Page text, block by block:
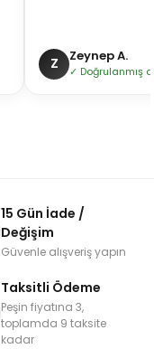
Z Zeynep A.
✓ Doğrulanmış
15 Gün İade /
Değişim
Güvenle alışveriş yapın
Taksitli Ödeme
Peşin fiyatına 3,
toplamda 9 taksite
kadar